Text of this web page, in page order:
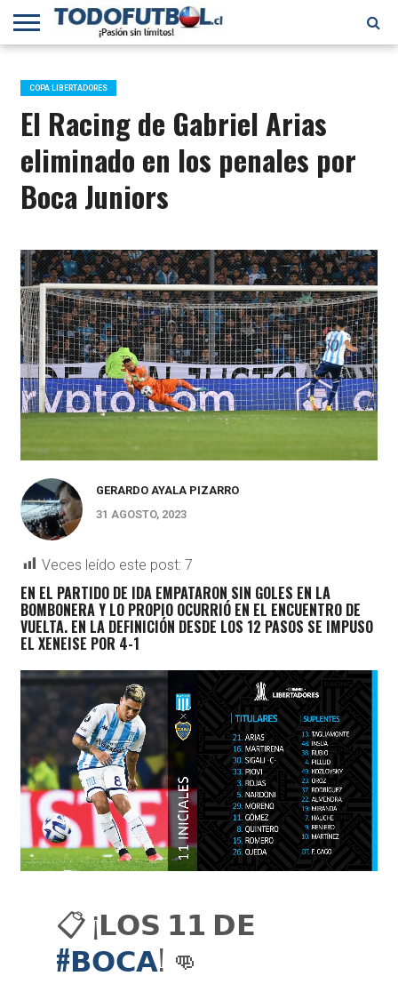
PRIMERA
B
SELECCIÓN
CHILENA
CHILENOS
EN EL
MUNDO
FÚTBOL
INTERNACIONAL
COPA LIBERTADORES
El Racing de Gabriel Arias
eliminado en los penales por
Boca Juniors
GERARDO AYALA PIZARRO
31 AGOSTO, 2023
Veces leído este post: 7
EN EL PARTIDO DE IDA EMPATARON SIN GOLES EN LA
BOMBONERA Y LO PROPIO OCURRIÓ EN EL ENCUENTRO DE
VUELTA. EN LA DEFINICIÓN DESDE LOS 12 PASOS SE IMPUSO
EL XENEISE POR 4-1
📋 ¡𝗟𝗢𝗦 𝟭𝟭 𝗗𝗘
#𝗕𝗢𝗖𝗔! 👊